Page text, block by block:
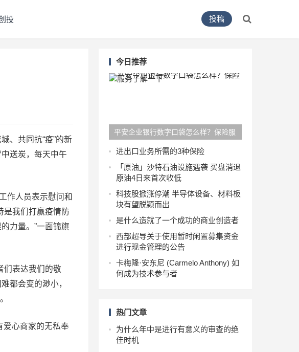
投 投稿
、共同抗“疫”的新
送炭，每天中午
作人员表示慰问和
是我们打赢疫情防
力量。”一面锦旗
们表达我们的敬
都会变的渺小，
爱心商家的无私奉
今日推荐
平安企业银行数字口袋怎么样？保险服
务了解一下
进出口业务所需的3种保险
「原油」沙特石油设施遇袭 买盘消退
原油4日来首次收低
科技股掀涨停潮 半导体设备、材料板
块有望脱颖而出
是什么造就了一个成功的商业创造者
西部超导关于使用暂时闲置募集资金
进行现金管理的公告
卡梅隆·安东尼 (Carmelo Anthony) 如
何成为技术参与者
热门文章
为什么年中是进行有意义的审查的绝
佳时机